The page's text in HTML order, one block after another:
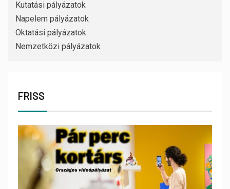
Kutatási pályázatok
Napelem pályázatok
Oktatási pályázatok
Nemzetközi pályázatok
FRISS